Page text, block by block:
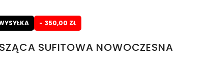
- 350,00 ZŁ
SUFITOWA NOWOCZESNA